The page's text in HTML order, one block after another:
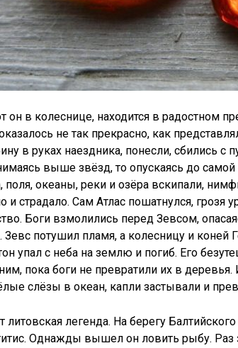
он в колеснице, находится в радостном
не так прекрасно, как
в руках наездника, понесли, сбились с
выше звёзд, то опускаясь до
поля, океаны, реки и озёра вскипали,
и страдало. Сам Атлас пошатнулся, грозя
Боги взмолились перед Зевсом,
Зевс потушил пламя, а колесницу и коней
упал с неба на землю и погиб. Его
пока боги не превратили их в
слёзы в океан, капли застывали и
литовская легенда. На берегу
Однажды вышел он ловить рыбу. Раз